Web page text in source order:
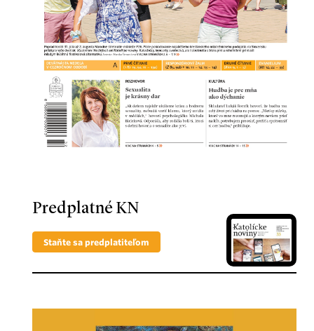
Predplatné KN
Staňte sa predplatiteľom